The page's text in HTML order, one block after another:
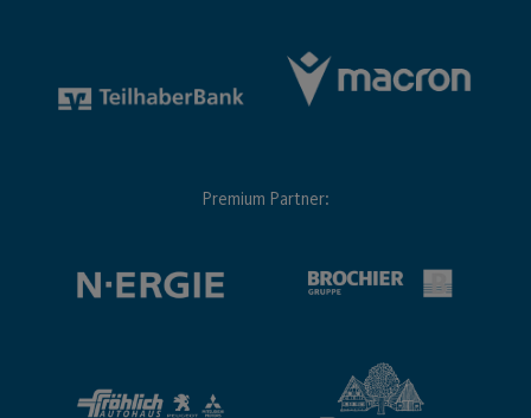
Premium Partner: